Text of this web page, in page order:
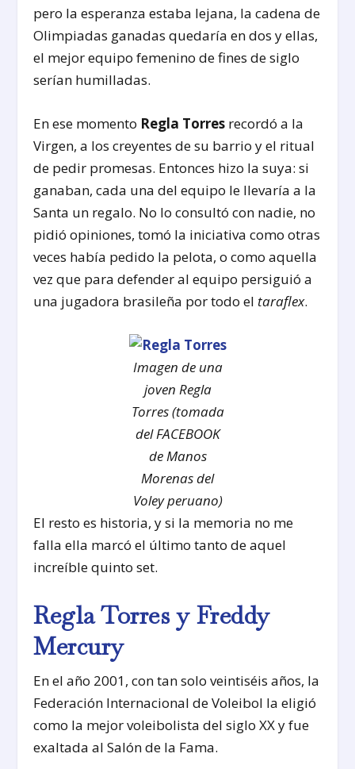
pero la esperanza estaba lejana, la cadena de
Olimpiadas ganadas quedaría en dos y ellas,
el mejor equipo femenino de fines de siglo
serían humilladas.
En ese momento Regla Torres recordó a la
Virgen, a los creyentes de su barrio y el ritual
de pedir promesas. Entonces hizo la suya: si
ganaban, cada una del equipo le llevaría a la
Santa un regalo. No lo consultó con nadie, no
pidió opiniones, tomó la iniciativa como otras
veces había pedido la pelota, o como aquella
vez que para defender al equipo persiguió a
una jugadora brasileña por todo el taraflex.
Imagen de una
joven Regla
Torres (tomada
del FACEBOOK
de Manos
Morenas del
Voley peruano)
El resto es historia, y si la memoria no me
falla ella marcó el último tanto de aquel
increíble quinto set.
Regla Torres y Freddy
Mercury
En el año 2001, con tan solo veintiséis años, la
Federación Internacional de Voleibol la eligió
como la mejor voleibolista del siglo XX y fue
exaltada al Salón de la Fama.